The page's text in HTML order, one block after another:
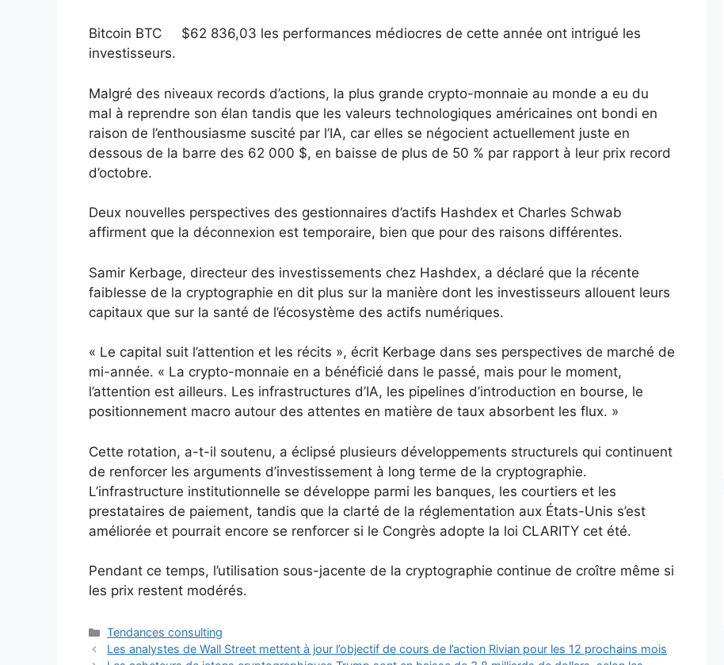
Bitcoin BTC $62 836,03 les performances médiocres de cette année ont intrigué les
investisseurs.
Malgré des niveaux records d’actions, la plus grande crypto-monnaie au monde a eu du
mal à reprendre son élan tandis que les valeurs technologiques américaines ont bondi en
raison de l’enthousiasme suscité par l’IA, car elles se négocient actuellement juste en
dessous de la barre des 62 000 $, en baisse de plus de 50 % par rapport à leur prix record
d’octobre.
Deux nouvelles perspectives des gestionnaires d’actifs Hashdex et Charles Schwab
affirment que la déconnexion est temporaire, bien que pour des raisons différentes.
Samir Kerbage, directeur des investissements chez Hashdex, a déclaré que la récente
faiblesse de la cryptographie en dit plus sur la manière dont les investisseurs allouent leurs
capitaux que sur la santé de l’écosystème des actifs numériques.
« Le capital suit l’attention et les récits », écrit Kerbage dans ses perspectives de marché de
mi-année. « La crypto-monnaie en a bénéficié dans le passé, mais pour le moment,
l’attention est ailleurs. Les infrastructures d’IA, les pipelines d’introduction en bourse, le
positionnement macro autour des attentes en matière de taux absorbent les flux. »
Cette rotation, a-t-il soutenu, a éclipsé plusieurs développements structurels qui continuent
de renforcer les arguments d’investissement à long terme de la cryptographie.
L’infrastructure institutionnelle se développe parmi les banques, les courtiers et les
prestataires de paiement, tandis que la clarté de la réglementation aux États-Unis s’est
améliorée et pourrait encore se renforcer si le Congrès adopte la loi CLARITY cet été.
Pendant ce temps, l’utilisation sous-jacente de la cryptographie continue de croître même si
les prix restent modérés.
Catégories
Tendances consulting
Les analystes de Wall Street mettent à jour l’objectif de cours de l’action Rivian pour les 12 prochains mois